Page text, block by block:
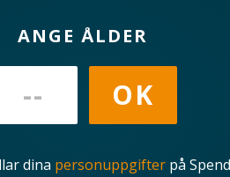
ANGE ÅLDER
dina personuppgifter på